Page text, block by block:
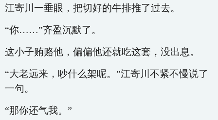
江寄川一垂眼，把切好的牛排推了过去。
“你……”齐盈沉默了。
这小子贿赂他，偏偏他还就吃这套，没出息。
“大老远来，吵什么架呢。”江寄川不紧不慢说了
一句。
“那你还气我。”